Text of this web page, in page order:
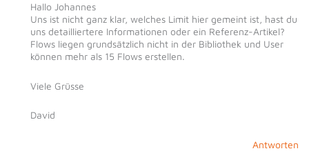
Hallo Johannes
Uns ist nicht ganz klar, welches Limit hier gemeint ist, hast du
uns detailliertere Informationen oder ein Referenz-Artikel?
Flows liegen grundsätzlich nicht in der Bibliothek und User
können mehr als 15 Flows erstellen.
Viele Grüsse
David
Antworten